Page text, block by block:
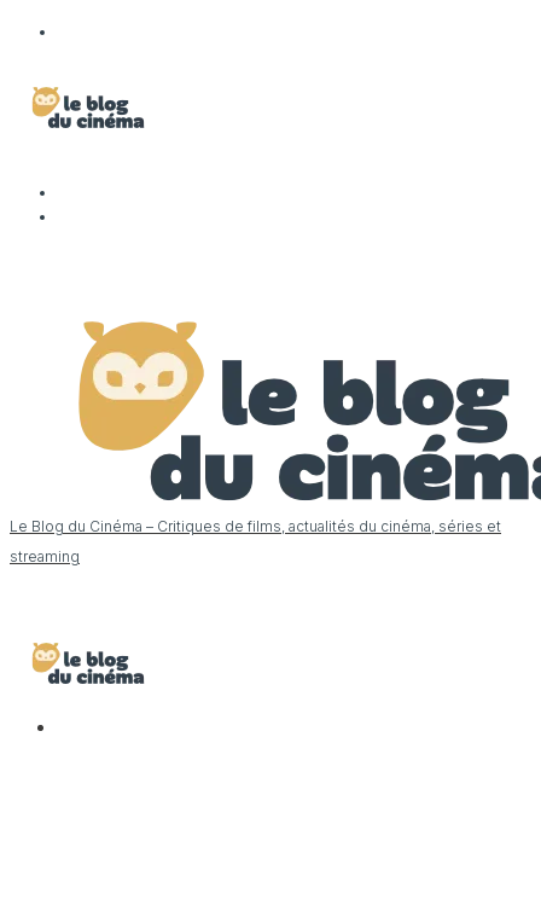
Le Blog du Cinéma – Critiques de films, actualités du cinéma, séries et
streaming